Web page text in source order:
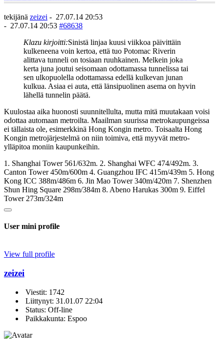
tekijänä zeizei - 27.07.14 20:53
- 27.07.14 20:53 #68638
Klazu kirjoitti:Sinistä linjaa kuusi viikkoa päivittäin
kulkeneena voin kertoa, että tuo Potomac Riverin
alittava tunneli on tosiaan ruuhkainen. Melkein joka
kerta juna joutui seisomaan odottamassa tunnelissa tai
sen ulkopuolella odottamassa edellä kulkevan junan
kulkua. Asiaa ei auta, että länsipuolinen asema on hyvin
lähellä tunnelin päätä.
Kuulostaa aika huonosti suunnitellulta, mutta mitä muutakaan voisi
odottaa automaan metroilta. Maailman suurissa metrokaupungeissa
ei tällaista ole, esimerkkinä Hong Kongin metro. Toisaalta Hong
Kongin metrojärjestelmä on niin toimiva, että myyvät metro-
ylläpitoa moniin kaupunkeihin.
1. Shanghai Tower 561/632m. 2. Shanghai WFC 474/492m. 3.
Canton Tower 450m/600m 4. Guangzhou IFC 415m/439m 5. Hong
Kong ICC 388m/486m 6. Jin Mao Tower 340m/420m 7. Shenzhen
Shun Hing Square 298m/384m 8. Abeno Harukas 300m 9. Eiffel
Tower 273m/324m
User mini profile
View full profile
zeizei
Viestit: 1742
Liittynyt: 31.01.07 22:04
Status: Off-line
Paikkakunta: Espoo